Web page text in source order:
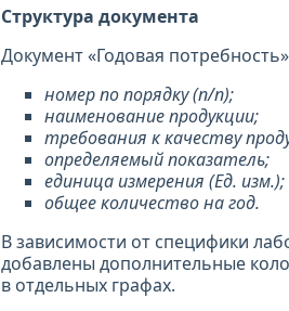
Структура документа
Документ «Годовая
номер по порядку (п/п);
наименование продукции;
требования к качеству
определяемый показатель;
единица измерения (Ед. изм.);
общее количество на год.
В зависимости от специфики
добавлены дополнительные
в отдельных графах.